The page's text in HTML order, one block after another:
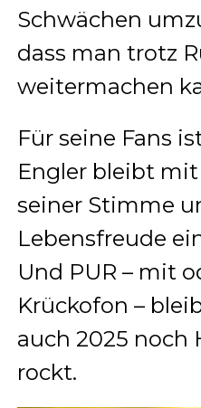
Schwächen
dass man trotz
weitermachen
Für seine Fans
Engler bleibt
seiner Stimme
Lebensfreude
Und PUR – mit
Krückofon –
auch 2025 noch
rockt.